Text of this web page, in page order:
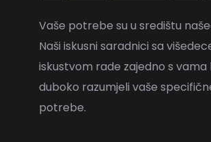
Vaše potrebe su u središtu
Naši iskusni saradnici sa
iskustvom rade zajedno s vama
duboko razumjeli vaše
potrebe.